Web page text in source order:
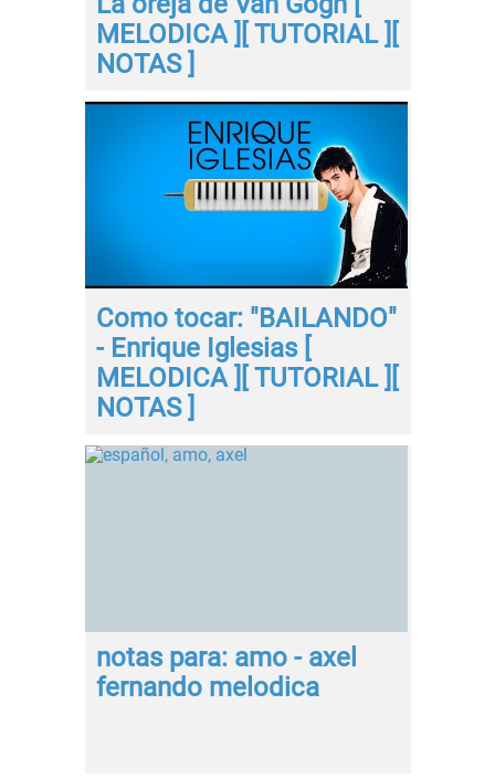
MELODICA ][ TUTORIAL ][
NOTAS ]
Como tocar: "BAILANDO"
- Enrique Iglesias [
MELODICA ][ TUTORIAL ][
NOTAS ]
notas para: amo - axel
fernando melodica